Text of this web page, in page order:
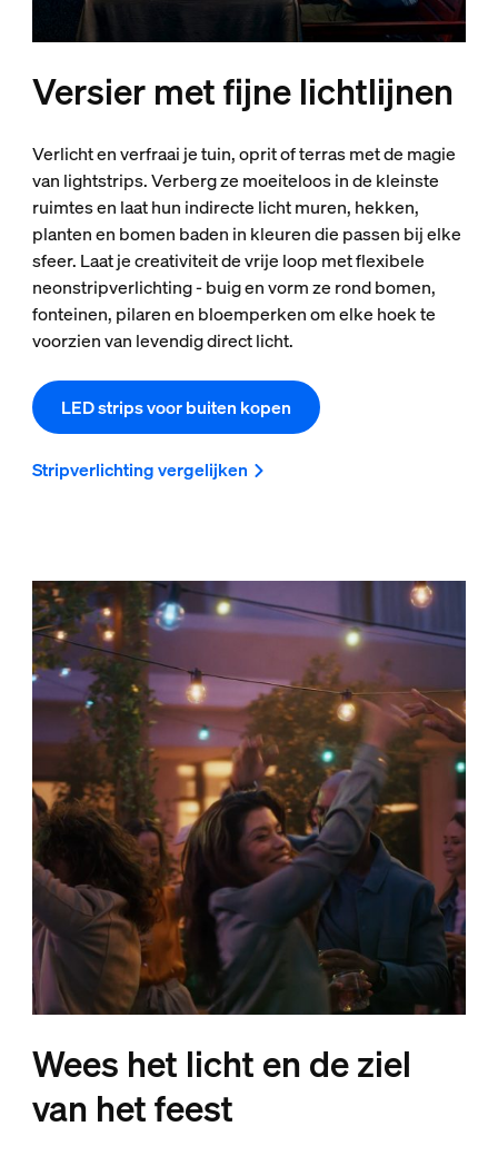
Versier met fijne lichtlijnen
Verlicht en verfraai je tuin, oprit of terras met de magie
van lightstrips. Verberg ze moeiteloos in de kleinste
ruimtes en laat hun indirecte licht muren, hekken,
planten en bomen baden in kleuren die passen bij elke
sfeer. Laat je creativiteit de vrije loop met flexibele
neonstripverlichting - buig en vorm ze rond bomen,
fonteinen, pilaren en bloemperken om elke hoek te
voorzien van levendig direct licht.
LED strips voor buiten kopen
Stripverlichting vergelijken
Wees het licht en de ziel
van het feest